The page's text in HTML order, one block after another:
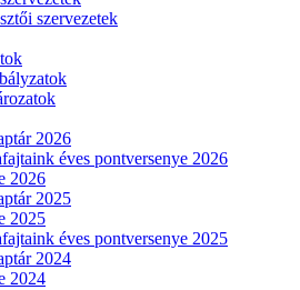
szervezetek
2026
éves pontversenye 2026
2026
2025
2025
éves pontversenye 2025
2024
2024